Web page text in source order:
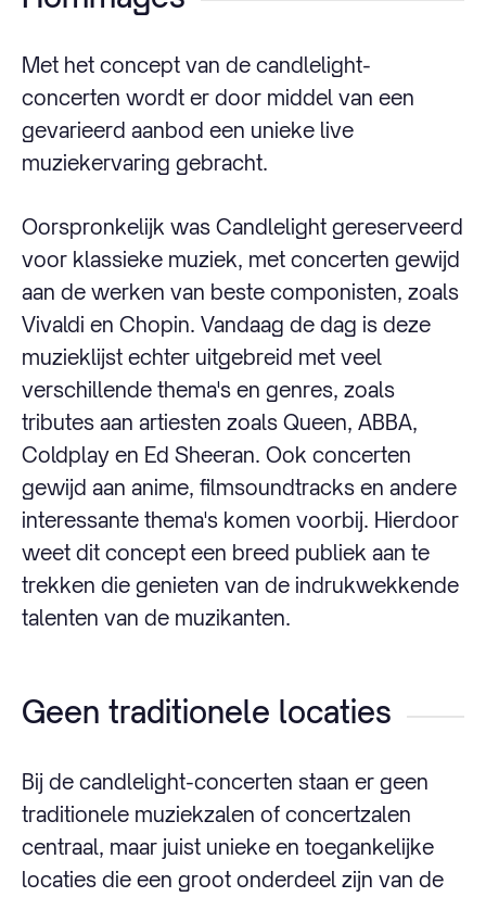
Met het concept van de candlelight-
concerten wordt er door middel van een
gevarieerd aanbod een unieke live
muziekervaring gebracht.
Oorspronkelijk was Candlelight gereserveerd
voor klassieke muziek, met concerten gewijd
aan de werken van beste componisten, zoals
Vivaldi en Chopin. Vandaag de dag is deze
muzieklijst echter uitgebreid met veel
verschillende thema's en genres, zoals
tributes aan artiesten zoals Queen, ABBA,
Coldplay en Ed Sheeran. Ook concerten
gewijd aan anime, filmsoundtracks en andere
interessante thema's komen voorbij. Hierdoor
weet dit concept een breed publiek aan te
trekken die genieten van de indrukwekkende
talenten van de muzikanten.
Geen traditionele locaties
Bij de candlelight-concerten staan er geen
traditionele muziekzalen of concertzalen
centraal, maar juist unieke en toegankelijke
locaties die een groot onderdeel zijn van de